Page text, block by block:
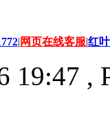
| 网页在线客服|红
19:47 ,